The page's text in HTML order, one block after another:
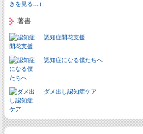
きを見る…）
著書
認知症開花支援
認知症になる僕たちへ
ダメ出し認知症ケア